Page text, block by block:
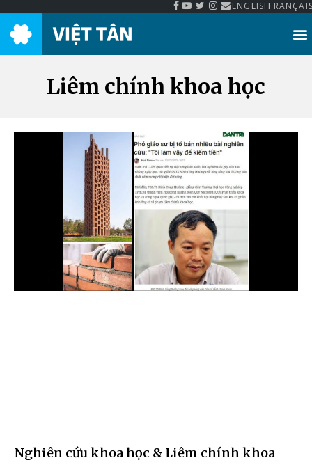
ENGLISH
Liêm chính khoa học
Nghiên cứu khoa học & Liêm chính khoa